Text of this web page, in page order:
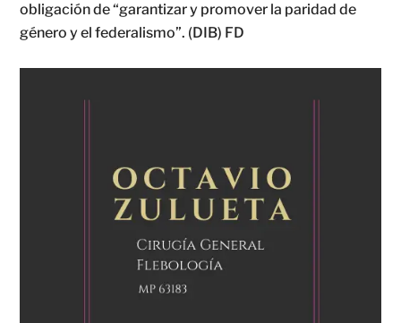
obligación de “garantizar y promover la paridad de
género y el federalismo”. (DIB) FD